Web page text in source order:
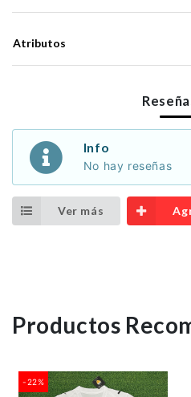
Atributos
Info
No hay reseñas
Ver más
Productos
-22%